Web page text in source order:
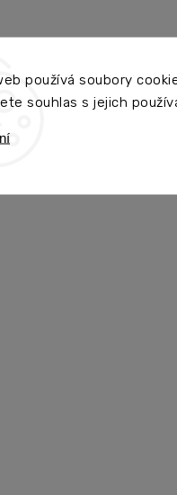
používá soubory
souhlas s jejich